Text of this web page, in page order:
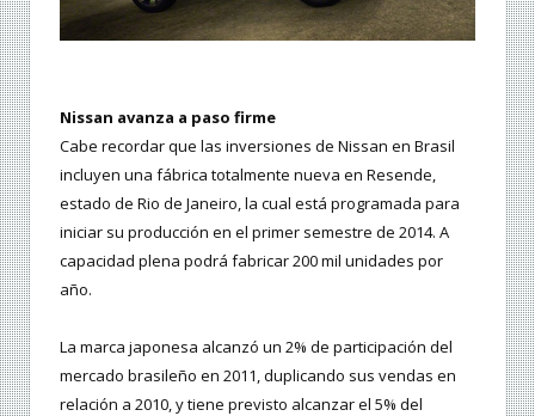
Nissan avanza a paso firme
Cabe recordar que las inversiones de Nissan en Brasil
incluyen una fábrica totalmente nueva en Resende,
estado de Rio de Janeiro, la cual está programada para
iniciar su producción en el primer semestre de 2014. A
capacidad plena podrá fabricar 200 mil unidades por
año.
La marca japonesa alcanzó un 2% de participación del
mercado brasileño en 2011, duplicando sus vendas en
relación a 2010, y tiene previsto alcanzar el 5% del